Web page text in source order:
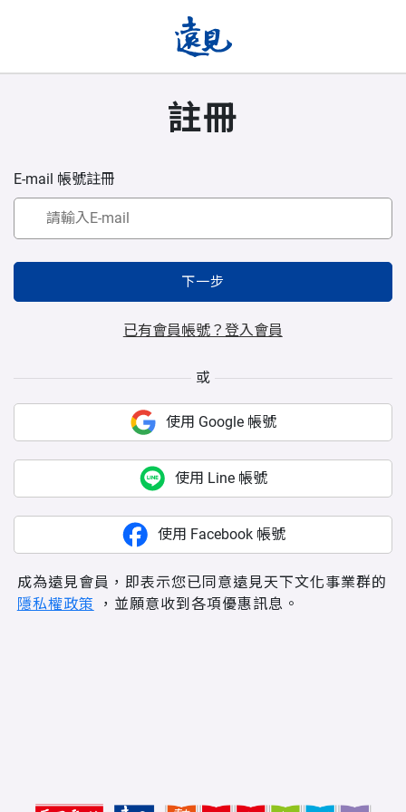
註冊
E-mail 帳號註冊
下一步
已有會員帳號？登入會員
或
使用 Google 帳號
使用 Line 帳號
使用 Facebook 帳號
成為遠見會員，即表示您已同意遠見天下文化事業群的
隱私權政策 ，並願意收到各項優惠訊息。